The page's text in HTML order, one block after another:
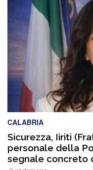
rappresenta
ed alla sua persona,
questo momento
interpretare il pensiero
CALABRIA
Sicurezza, Iiriti
personale della
segnale concreto